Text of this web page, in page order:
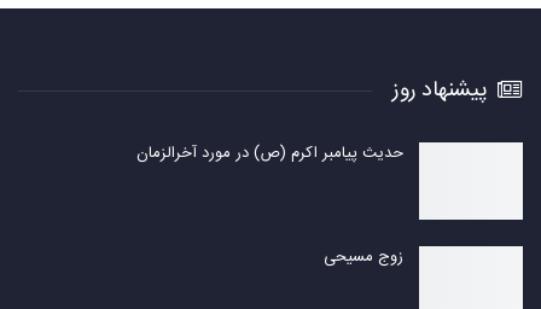
پیشنهاد روز
حدیث پیامبر اکرم (ص) در مورد آخرالزمان
زوج مسیحی